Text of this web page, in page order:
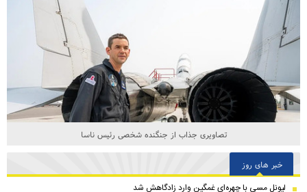
تصاویری جذاب از جنگنده شخصی رئیس ناسا
خبر های روز
لیونل مسی با چهره‌ای غمگین وارد زادگاهش شد